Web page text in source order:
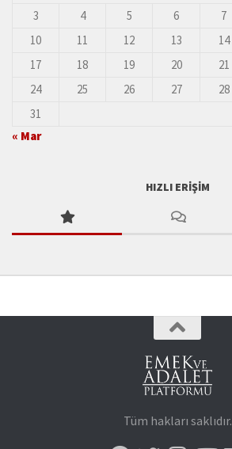
3
4 5 6 7
10
11 12 13 14
17
18 19 20 21
24
25 26 27 28
31
« Mar
HIZLI ERIŞIM
Tüm hakları saklıdır.